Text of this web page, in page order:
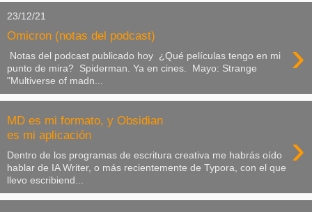
23/12/21
Omicron (notas del podcast) ›
Notas del podcast publicado hoy ¿Qué películas tengo en mi
punto de mira? Spiderman. Ya en cines. Mayo: Strange
"Multiverse of madn...
MD es mi formato, y Obsidian
es mi aplicación
›
Dentro de los programas de escritura creativa me habrás oído
hablar de IA Writer, o más recientemente de Typora, con el que
llevo escribiend...